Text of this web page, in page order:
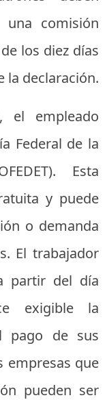
comisión
los diez días
la declaración.
el empleado
Federal de la
Esta
y puede
o demanda
El trabajador
partir del día
exigible la
pago de sus
empresas que
pueden ser